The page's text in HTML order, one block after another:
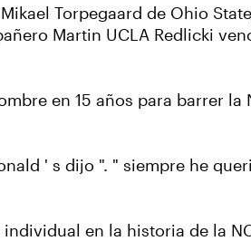
Torpegaard de Ohio
Martin UCLA Redlicki
en 15 años para barrer
' s dijo ". " siempre he
en la historia de la